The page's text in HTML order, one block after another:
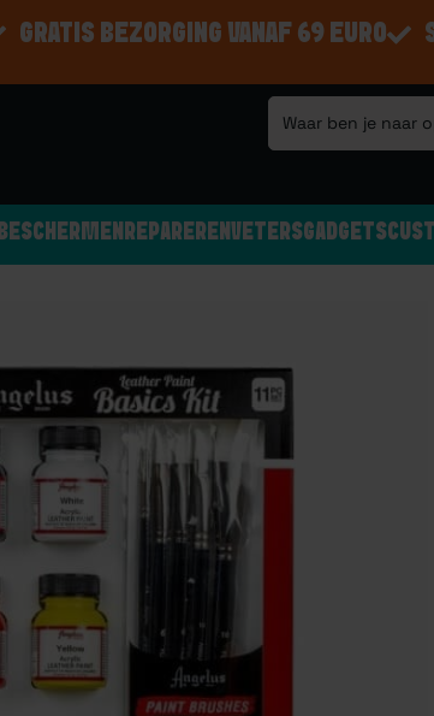
GRATIS BEZORGING VANAF 69 EURO
BESCHERMEN REPAREREN VETERSGADGETS